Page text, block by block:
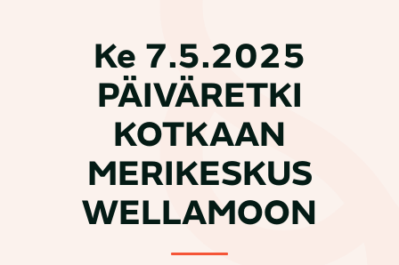
Ke 7.5.2025
PÄIVÄRETKI
KOTKAAN
MERIKESKUS
WELLAMOON